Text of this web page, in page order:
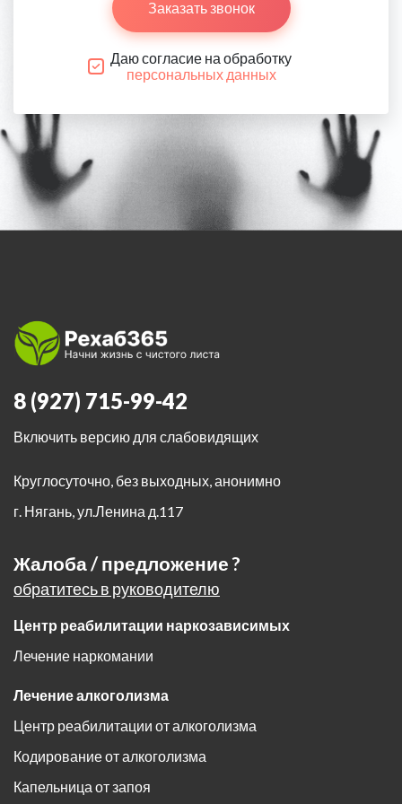
Заказать звонок
Даю согласие на обработку
персональных данных
8 (927) 715-99-42
Включить версию для слабовидящих
Круглосуточно, без выходных, анонимно
г. Нягань,ул.Ленина д.117
Жалоба / предложение ?
обратитесь в руководителю
Центр реабилитации наркозависимых
Лечение наркомании
Лечение алкоголизма
Центр реабилитации от алкоголизма
Кодирование от алкоголизма
Капельница от запоя